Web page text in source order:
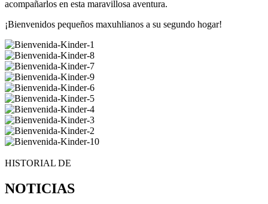
acompañarlos en esta maravillosa aventura.
¡Bienvenidos pequeños maxuhlianos a su segundo hogar!
HISTORIAL DE
NOTICIAS